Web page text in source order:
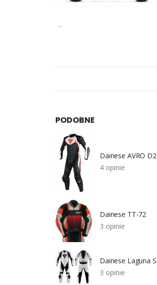
...
PODOBNE
Dainese AVRO D2
4 opinie
Dainese TT-72
3 opinie
3 opinie